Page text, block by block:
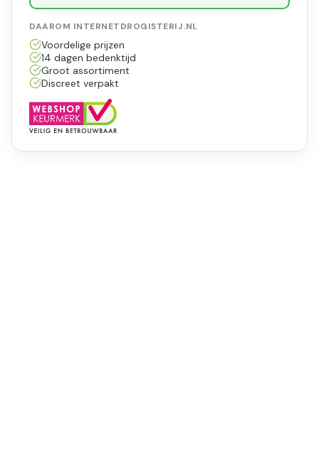
DAAROM INTERNETDROGISTERIJ.NL
Voordelige prijzen
14 dagen bedenktijd
Groot assortiment
Discreet verpakt